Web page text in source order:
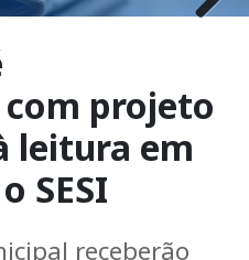
projeto
leitura em
SESI